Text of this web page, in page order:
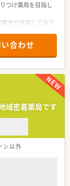
つけ薬局を目指し
生が充実しており
離職率が低めです
合わせ
域密着薬局です
ン以外